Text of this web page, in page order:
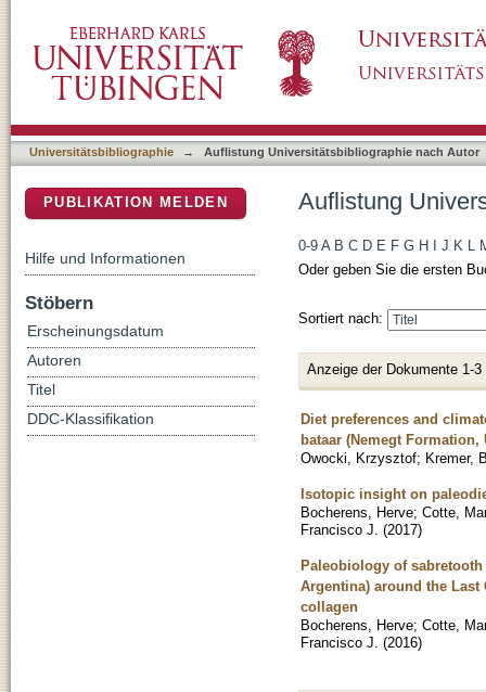
Universitätsbibliographie → Auflistung Universitätsbibliographie nach Autor
Auflistung
0-9 A B C D E F G H J K L
Oder geben Sie die ersten
Sortiert nach:
Anzeige der Dokumente 1-3
Diet preferences and
bataar (Nemegt
Owocki, Krzysztof; Kremer,
Isotopic insight on
Bocherens, Herve; Cotte,
Francisco J. (2017)
Paleobiology of
Argentina) around the
collagen
Bocherens, Herve; Cotte,
Francisco J. (2016)
PUBLIKATION MELDEN
Hilfe und Informationen
Stöbern
Erscheinungsdatum
Autoren
Titel
DDC-Klassifikation